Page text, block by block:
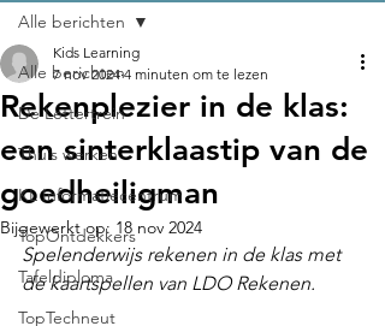
Alle berichten
De Lettertrein
Thuis werken
KL Informatiecentrum
TopOntdekkers
Tafeldiploma
TopTechneut
Alle berichten
Rekenplezier in de klas:
een sinterklaastip van de
goedheiligman
Kids Learning
7 nov 2024 4 minuten om te lezen
Bijgewerkt op: 18 nov 2024
Spelenderwijs rekenen in de klas met
de kaartspellen van LDO Rekenen.